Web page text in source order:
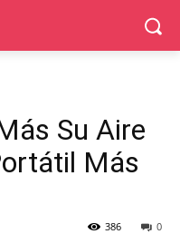
Su Aire
Más
0
386